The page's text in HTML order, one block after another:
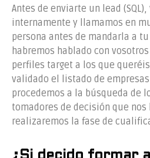
Antes de enviarte un lead
internamente y llamamos en
persona antes de mandarla a
habremos hablado con
perfiles target a los que
validado el listado de
procedemos a la búsqueda de
tomadores de decisión que
realizaremos la fase de